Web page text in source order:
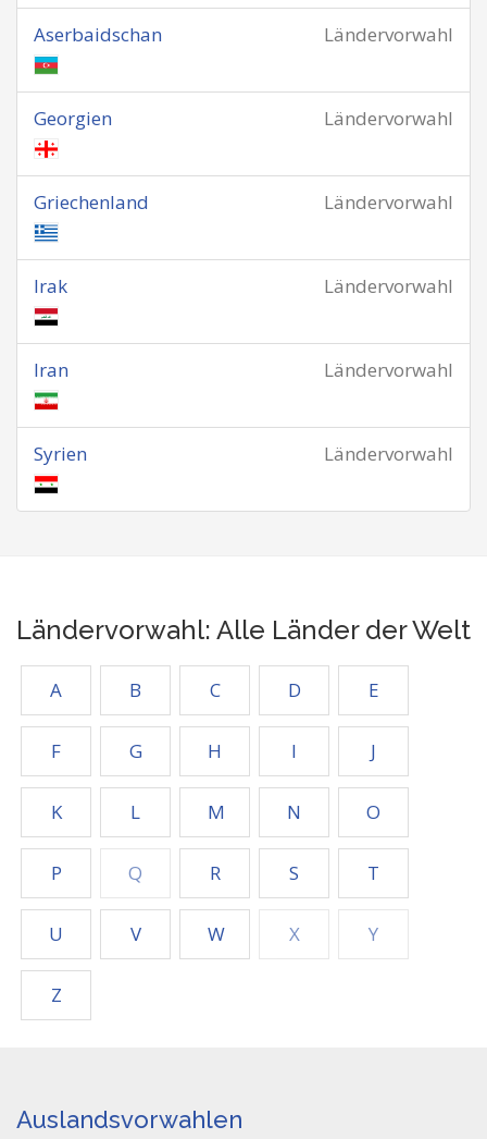
Ländervorwahl
Aserbaidschan
Ländervorwahl
Georgien
Ländervorwahl
Griechenland
Ländervorwahl
Irak
Ländervorwahl
Iran
Ländervorwahl
Syrien
Ländervorwahl: Alle Länder der Welt
A B C D E
F G H I J
K L M N O
P Q R S T
U V W X Y
Z
Auslandsvorwahlen